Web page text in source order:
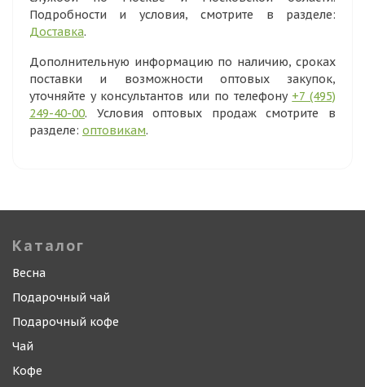
Подробности и условия, смотрите в разделе:
Доставка.
Дополнительную информацию по наличию, сроках
поставки и возможности оптовых закупок,
уточняйте у консультантов или по телефону +7 (495)
249-40-00. Условия оптовых продаж смотрите в
разделе: оптовикам.
Каталог
Весна
Подарочный чай
Подарочный кофе
Чай
Кофе